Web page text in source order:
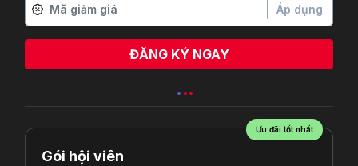
Áp dụng
ĐĂNG KÝ NGAY
Huỳnh Kim Hoàngvừa đăng kýƯu đãi tốt nhất
Gói hội viên